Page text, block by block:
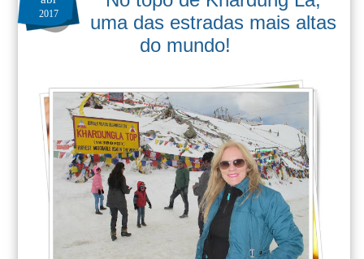
2017
uma das estradas mais altas
do mundo!